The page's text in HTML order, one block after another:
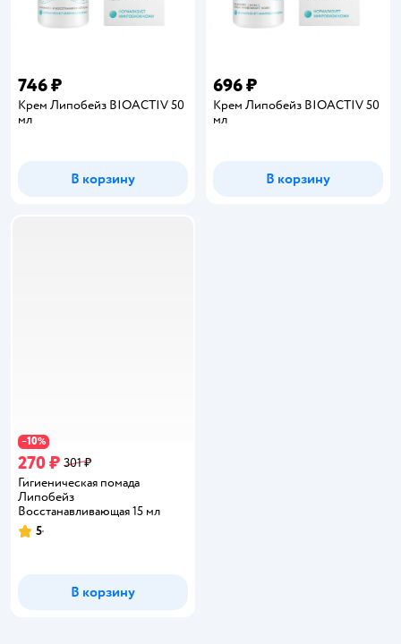
746 ₽
Крем Липобейз BIOACTIV 50
мл
В корзину
696 ₽
Крем Липобейз BIOACTIV 50
мл
В корзину
−10%
270 ₽ 301 ₽
Гигиеническая помада
Липобейз
Восстанавливающая 15 мл
Рейтинг:
5
В корзину